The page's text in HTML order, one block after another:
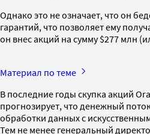
Однако это не означает, что он
гарантий, что позволяет ему
он внес акций на сумму $277 млн
Материал по теме
В последние годы скупка акций
прогнозирует, что денежный
обработки данных с
Тем не менее генеральный